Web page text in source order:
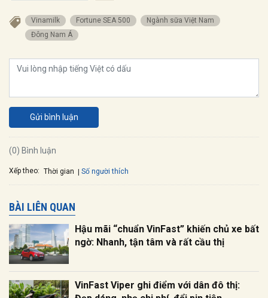
Vinamilk Fortune SEA 500
Ngành sữa Việt Nam
Đông Nam Á
Gửi bình luận
(0) Bình luận
Xếp theo: Thời gian Số người thích
BÀI LIÊN QUAN
Hậu mãi “chuẩn VinFast” khiến chủ xe bất
ngờ: Nhanh, tận tâm và rất cầu thị
VinFast Viper ghi điểm với dân đô thị: